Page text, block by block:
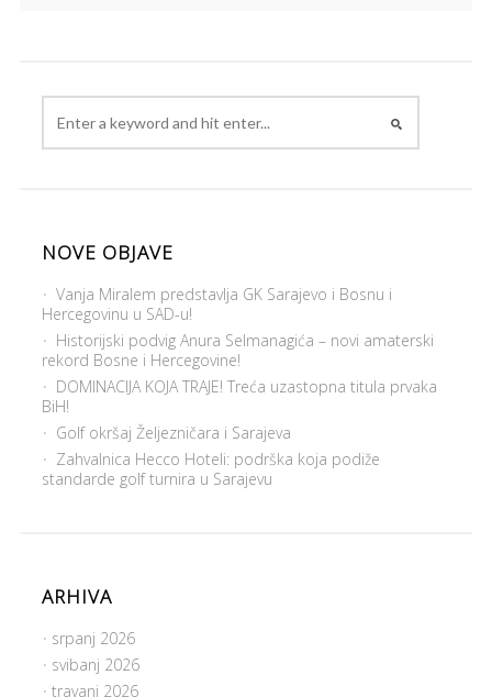
NOVE OBJAVE
Vanja Miralem predstavlja GK Sarajevo i Bosnu i
Hercegovinu u SAD-u!
Historijski podvig Anura Selmanagića – novi amaterski
rekord Bosne i Hercegovine!
DOMINACIJA KOJA TRAJE! Treća uzastopna titula prvaka
BiH!
Golf okršaj Željezničara i Sarajeva
Zahvalnica Hecco Hoteli: podrška koja podiže
standarde golf turnira u Sarajevu
ARHIVA
srpanj 2026
svibanj 2026
travanj 2026